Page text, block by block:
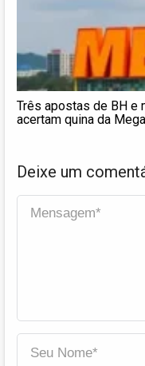
Três apostas de BH e
acertam quina da Mega
Deixe um